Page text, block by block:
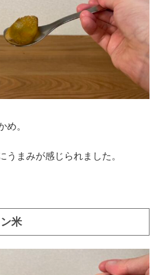
め。
うまみが感じられました。
米